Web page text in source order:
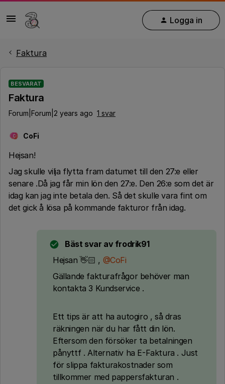
Logga in
Faktura
BESVARAT
Faktura
Forum|Forum|2 years ago 1 svar
C CoFi
Hejsan!
Jag skulle vilja flytta fram datumet till den 27:e eller
senare .Då jag får min lön den 27:e. Den 26:e som det är
idag kan jag inte betala den. Så det skulle vara fint om
det gick å lösa på kommande fakturor från idag.
Bäst svar av frodrik91
Hejsan 👋🏻 , @CoFi
Gällande fakturafrågor behöver man
kontakta 3 Kundservice .
Ett tips är att ha autogiro , så dras
räkningen när du har fått din lön.
Eftersom den försöker ta betalningen
pånyttf . Alternativ ha E-Faktura . Just
för slippa fakturakostnader som
tillkommer med pappersfakturan .